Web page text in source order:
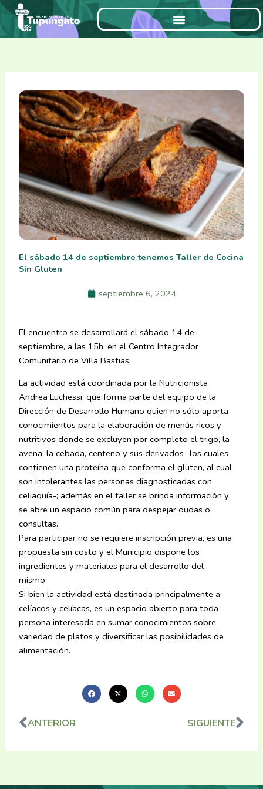
Ir
contenido
El sábado 14 de septiembre tenemos Taller de Cocina
Sin Gluten
septiembre 6, 2024
El encuentro se desarrollará el sábado 14 de
septiembre, a las 15h, en el Centro Integrador
Comunitario de Villa Bastias.
La actividad está coordinada por la Nutricionista
Andrea Luchessi, que forma parte del equipo de la
Dirección de Desarrollo Humano quien no sólo aporta
conocimientos para la elaboración de menús ricos y
nutritivos donde se excluyen por completo el trigo, la
avena, la cebada, centeno y sus derivados -los cuales
contienen una proteína que conforma el gluten, al cual
son intolerantes las personas diagnosticadas con
celiaquía-; además en el taller se brinda información y
se abre un espacio común para despejar dudas o
consultas.
Para participar no se requiere inscripción previa, es una
propuesta sin costo y el Municipio dispone los
ingredientes y materiales para el desarrollo del
mismo.
Si bien la actividad está destinada principalmente a
celíacos y celíacas, es un espacio abierto para toda
persona interesada en sumar conocimientos sobre
variedad de platos y diversificar las posibilidades de
alimentación.
Ant
ANTERIOR SIGUIENTE